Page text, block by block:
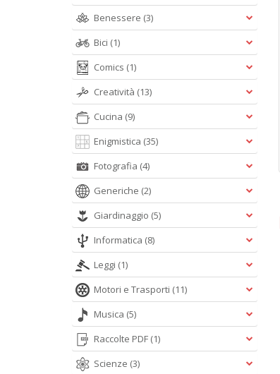
Benessere (3)
Bici (1)
Comics (1)
Creatività (13)
Cucina (9)
Enigmistica (35)
Fotografia (4)
Generiche (2)
Giardinaggio (5)
Informatica (8)
Leggi (1)
Motori e Trasporti (11)
Musica (5)
Raccolte PDF (1)
Scienze (3)